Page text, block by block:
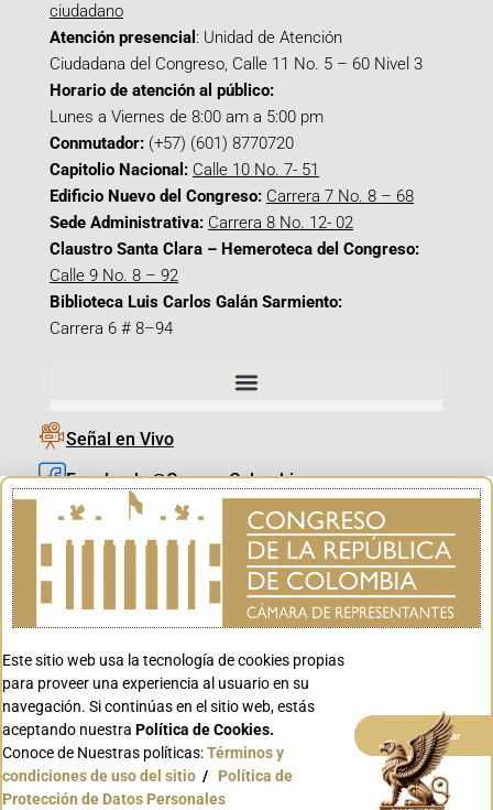
ciudadano
Atención presencial : Unidad de Atención
Ciudadana del Congreso, Calle 11 No. 5 – 60 Nivel 3
Horario de atención al público:
Lunes a Viernes de 8:00 am a 5:00 pm
Conmutador: (+57) (601) 8770720
Capitolio Nacional: Calle 10 No. 7- 51
Edificio Nuevo del Congreso: Carrera 7 No. 8 – 68
Sede Administrativa: Carrera 8 No. 12- 02
Claustro Santa Clara – Hemeroteca del Congreso:
Calle 9 No. 8 – 92
Biblioteca Luis Carlos Galán Sarmiento:
Carrera 6 # 8–94
Señal en Vivo
Facebook_@CamaraColombia
Instagram_@CamaraColombia
X_@CamaraColombia
Youtube_@CamaraColombia
Youtube_@CanalCongreso
Conoce GOV.CO
Este sitio web usa la tecnología de cookies propias
para proveer una experiencia al usuario en su
navegación. Si continúas en el sitio web, estás
aceptando nuestra Política de Cookies.
Conoce de Nuestras políticas:Términos y
condiciones de uso del sitio / Política de
Protección de Datos Personales
Aceptar